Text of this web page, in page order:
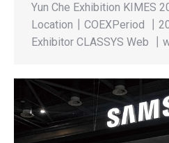
Yun Che Exhibition KIMES
Location┃COEXPeriod
Exhibitor CLASSYS Web